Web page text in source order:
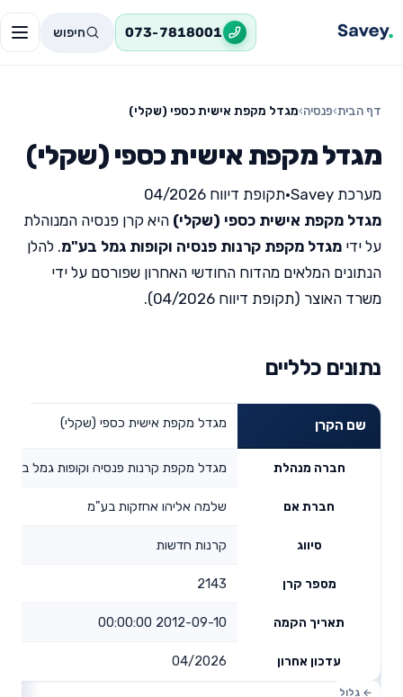
073-7818001 חיפוש
דף הבית›פנסיה›מגדל מקפת אישית כספי (שקלי)
מגדל מקפת אישית כספי (שקלי)
מערכת Savey •תקופת דיווח 04/2026
מגדל מקפת אישית כספי (שקלי) היא קרן פנסיה המנוהלת
על ידי מגדל מקפת קרנות פנסיה וקופות גמל בע"מ. להלן
הנתונים המלאים מהדוח החודשי האחרון שפורסם על ידי
משרד האוצר (תקופת דיווח 04/2026).
נתונים כלליים
שם הקרן מגדל מקפת אישית כספי (שקלי)
חברה מנהלת מגדל מקפת קרנות פנסיה וקופות גמל בע"מ
חברת אם שלמה אליהו אחזקות בע"מ
סיווג קרנות חדשות
מספר קרן 2143
תאריך הקמה 2012-09-10 00:00:00
עדכון אחרון 04/2026